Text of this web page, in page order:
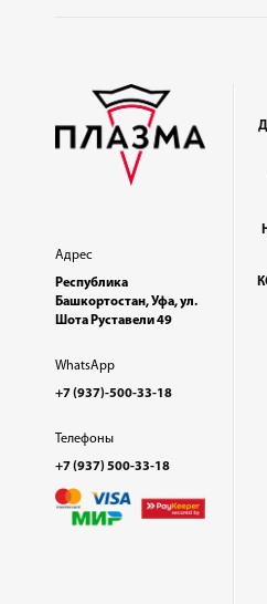
Адрес
Республика
Башкортостан, Уфа, ул.
Шота Руставели 49
WhatsApp
+7 (937)-500-33-18
Телефоны
+7 (937) 500-33-18